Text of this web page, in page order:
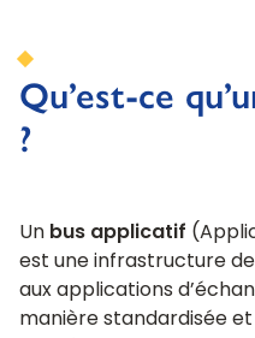
Qu’est-ce
?
Un bus applicatif
est une infrastructure
aux applications
manière standardisée